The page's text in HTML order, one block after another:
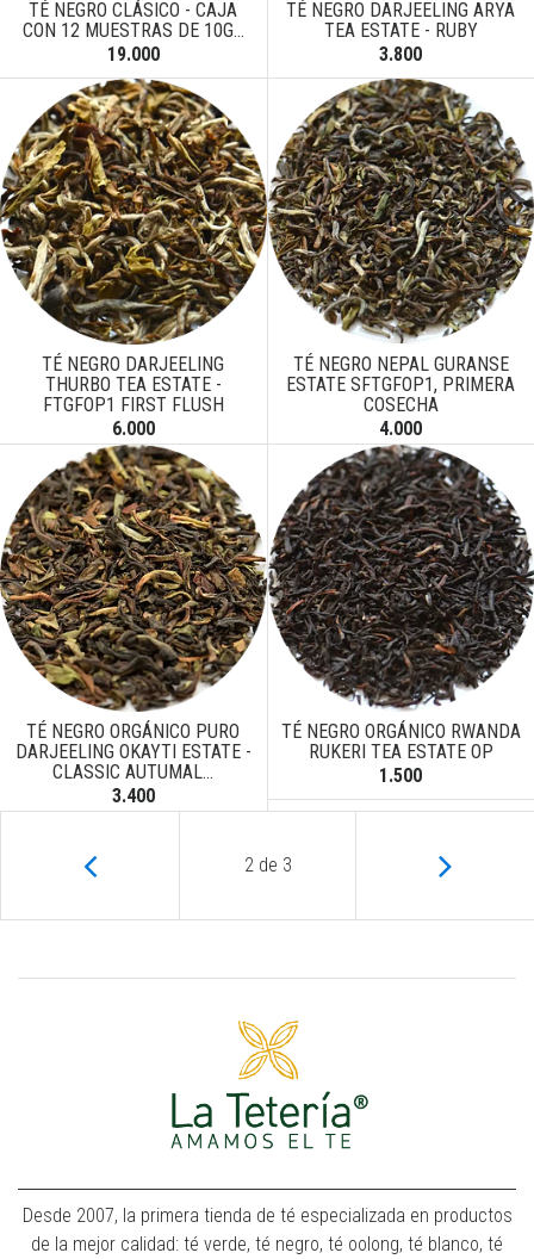
TÉ NEGRO CLÁSICO - CAJA
CON 12 MUESTRAS DE 10G...
19.000
TÉ NEGRO DARJEELING ARYA
TEA ESTATE - RUBY
3.800
TÉ NEGRO DARJEELING
THURBO TEA ESTATE -
FTGFOP1 FIRST FLUSH
6.000
TÉ NEGRO NEPAL GURANSE
ESTATE SFTGFOP1, PRIMERA
COSECHA
4.000
TÉ NEGRO ORGÁNICO PURO
DARJEELING OKAYTI ESTATE -
CLASSIC AUTUMAL...
3.400
TÉ NEGRO ORGÁNICO RWANDA
RUKERI TEA ESTATE OP
1.500
2 de 3
Desde 2007, la primera tienda de té especializada en productos
de la mejor calidad: té verde, té negro, té oolong, té blanco, té